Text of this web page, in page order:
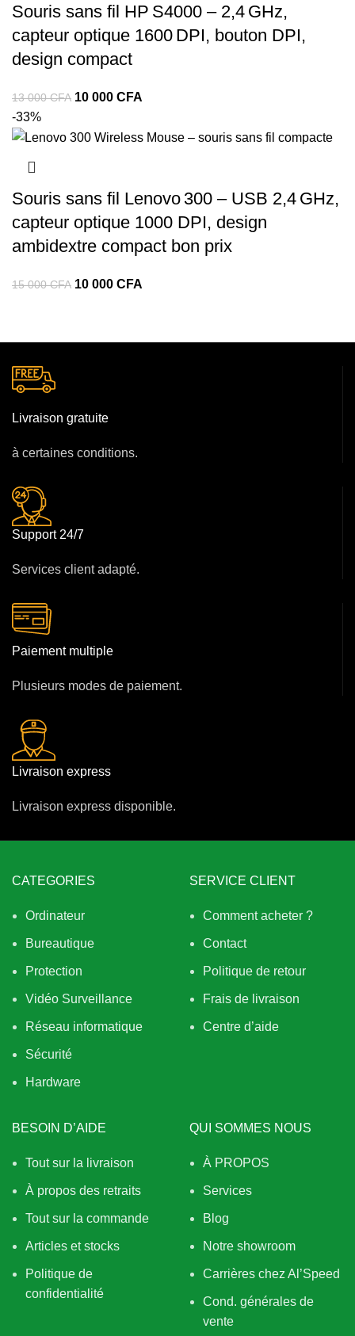
Souris sans fil HP S4000 – 2,4 GHz,
capteur optique 1600 DPI, bouton DPI,
design compact
13 000CFA 10 000 CFA
-33%
Souris sans fil Lenovo 300 – USB 2,4 GHz,
capteur optique 1000 DPI, design
ambidextre compact bon prix
15 000CFA 10 000 CFA
Livraison gratuite
à certaines conditions.
Support 24/7
Services client adapté.
Paiement multiple
Plusieurs modes de paiement.
Livraison express
Livraison express disponible.
CATEGORIES
Ordinateur
Bureautique
Protection
Vidéo Surveillance
Réseau informatique
Sécurité
Hardware
SERVICE CLIENT
Comment acheter ?
Contact
Politique de retour
Frais de livraison
Centre d’aide
BESOIN D’AIDE
Tout sur la livraison
À propos des retraits
Tout sur la commande
Articles et stocks
Politique de
confidentialité
QUI SOMMES NOUS
À PROPOS
Services
Blog
Notre showroom
Carrières chez Al’Speed
Cond. générales de
vente